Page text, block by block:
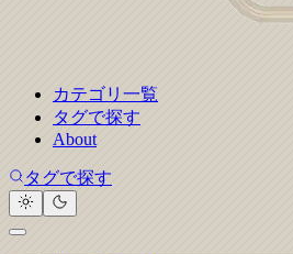
カテゴリ一覧
タグで探す
About
タグで探す